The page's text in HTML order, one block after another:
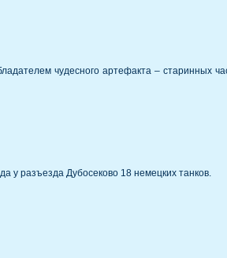
чудесного артефакта – старинных
у разъезда Дубосеково 18 немецких танков.